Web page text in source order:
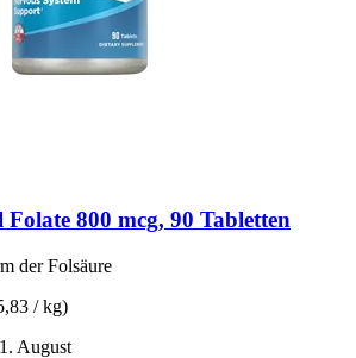
800 mcg, 90 Tabletten
der Folsäure
/ kg)
August